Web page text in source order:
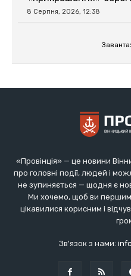
«Провінція» — це новини
про головні події, людей і
не зупиняється — щодня є
Ми хочемо, щоб ви
цікавилися корисним і
Зв'язок з нами: